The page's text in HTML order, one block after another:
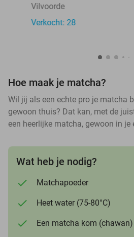
Vilvoorde
Verkocht: 28
Hoe maak je matcha?
Wil jij als een echte pro je matcha
gewoon thuis? Dat kan, met de
een heerlijke matcha, gewoon in je
Wat heb je nodig?
Matchapoeder
Heet water (75-80°C)
Een matcha kom (chawan)